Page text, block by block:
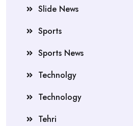
Slide News
Sports
Sports News
Technolgy
Technology
Tehri